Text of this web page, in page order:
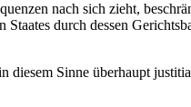
nach sich zieht,
durch dessen
diesem Sinne überhaupt